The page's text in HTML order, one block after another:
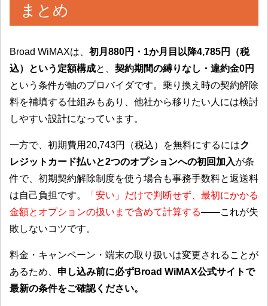
まとめ
Broad WiMAXは、 初月880円・1か月目以降4,785円（税
込）という定額構成と、 契約期間の縛りなし・違約金0円
という条件が軸のプロバイダです。乗り換え時の契約解除
料を補填する仕組みもあり、他社から移りたい人には検討
しやすい設計になっています。
一方で、初期費用20,743円（税込）を無料にするにはク
レジットカード払いと2つのオプションへの初回加入が条
件で、初期契約解除制度を使う場合も事務手数料と返送料
は自己負担です。
「安い」だけで判断せず、最初にかかる
金額とオプションの扱いまで含めて計算する——これが失
敗しないコツです。
料金・キャンペーン・端末の取り扱いは変更されることが
あるため、 申し込み前に必ずBroad WiMAX公式サイトで
最新の条件をご確認ください。